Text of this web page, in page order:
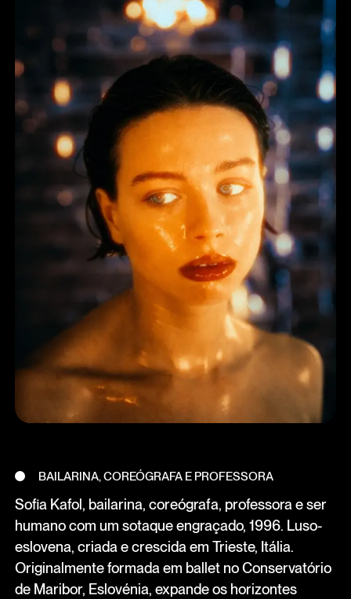
BAILARINA, COREÓGRAFA E PROFESSORA
Sofia Kafol, bailarina, coreógrafa, professora e ser
humano com um sotaque engraçado, 1996. Luso-
eslovena, criada e crescida em Trieste, Itália.
Originalmente formada em ballet no Conservatório
de Maribor, Eslovénia, expande os horizontes